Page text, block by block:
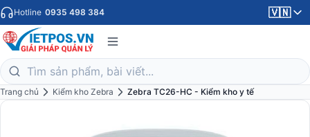
Hotline 0935 498 384 🇻🇳
Trang chủ Kiểm kho Zebra Zebra TC26-HC - Kiểm kho y tế